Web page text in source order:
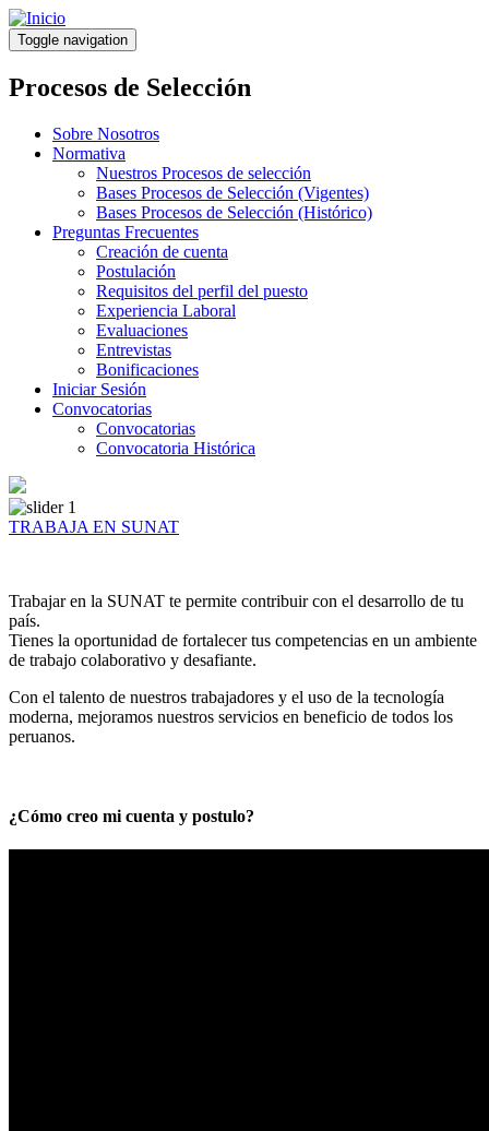
Pasar
al
contenido
principal
Toggle navigation
Procesos de Selección
Sobre Nosotros
Normativa
Nuestros Procesos de selección
Bases Procesos de Selección (Vigentes)
Bases Procesos de Selección (Histórico)
Preguntas Frecuentes
Creación de cuenta
Postulación
Requisitos del perfil del puesto
Experiencia Laboral
Evaluaciones
Entrevistas
Bonificaciones
Iniciar Sesión
Convocatorias
Convocatorias
Convocatoria Histórica
TRABAJA EN SUNAT
Trabajar en la SUNAT te permite contribuir con el desarrollo de tu
país.
Tienes la oportunidad de fortalecer tus competencias en un ambiente
de trabajo colaborativo y desafiante.
Con el talento de nuestros trabajadores y el uso de la tecnología
moderna, mejoramos nuestros servicios en beneficio de todos los
peruanos.
¿Cómo creo mi cuenta y postulo?